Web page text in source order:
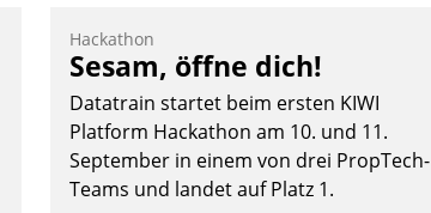
Die monatlichen Mitteilungen zum
Heizungs- und Wasserverbrauch gehen
automatisiert, vollständig und auf
Wunsch über mehrere zuvor festgelegte
Kommunikationswege bei den
Empfängern ein.
Hackathon
Sesam, öffne dich!
Datatrain startet beim ersten KIWI
Platform Hackathon am 10. und 11.
September in einem von drei PropTech-
Teams und landet auf Platz 1.